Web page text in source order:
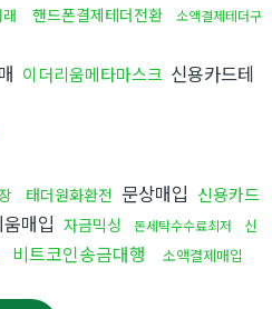
핸드폰결제테더전환
소액결제테더구
이더리움메타마스크 신용카드테
태더원화환전 문상매입 신용카드
매입 자금믹싱 돈세탁수수료최저
신
비트코인송금대행
소액결제매입